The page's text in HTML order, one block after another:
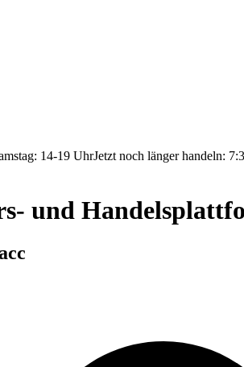
14-19 UhrJetzt noch länger handeln:
und